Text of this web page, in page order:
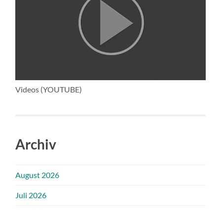
Videos (YOUTUBE)
Archiv
August 2026
Juli 2026